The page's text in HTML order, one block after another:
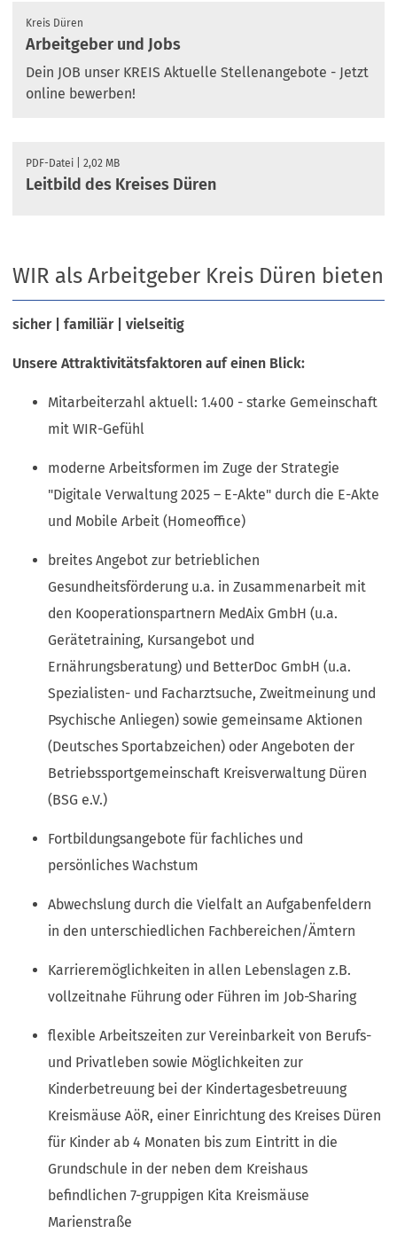
Kreis Düren
Arbeitgeber und Jobs
Dein JOB unser KREIS Aktuelle Stellenangebote - Jetzt
online bewerben!
PDF-Datei 2,02 MB
Leitbild des Kreises Düren
WIR als Arbeitgeber Kreis Düren bieten
sicher | familiär | vielseitig
Unsere Attraktivitätsfaktoren auf einen Blick:
Mitarbeiterzahl aktuell: 1.400 - starke Gemeinschaft
mit WIR-Gefühl
moderne Arbeitsformen im Zuge der Strategie
"Digitale Verwaltung 2025 – E-Akte" durch die E-Akte
und Mobile Arbeit (Homeoffice)
breites Angebot zur betrieblichen
Gesundheitsförderung u.a. in Zusammenarbeit mit
den Kooperationspartnern MedAix GmbH (u.a.
Gerätetraining, Kursangebot und
Ernährungsberatung) und BetterDoc GmbH (u.a.
Spezialisten- und Facharztsuche, Zweitmeinung und
Psychische Anliegen) sowie gemeinsame Aktionen
(Deutsches Sportabzeichen) oder Angeboten der
Betriebssportgemeinschaft Kreisverwaltung Düren
(BSG e.V.)
Fortbildungsangebote für fachliches und
persönliches Wachstum
Abwechslung durch die Vielfalt an Aufgabenfeldern
in den unterschiedlichen Fachbereichen/Ämtern
Karrieremöglichkeiten in allen Lebenslagen z.B.
vollzeitnahe Führung oder Führen im Job-Sharing
flexible Arbeitszeiten zur Vereinbarkeit von Berufs-
und Privatleben sowie Möglichkeiten zur
Kinderbetreuung bei der Kindertagesbetreuung
Kreismäuse AöR, einer Einrichtung des Kreises Düren
für Kinder ab 4 Monaten bis zum Eintritt in die
Grundschule in der neben dem Kreishaus
befindlichen 7-gruppigen Kita Kreismäuse
Marienstraße